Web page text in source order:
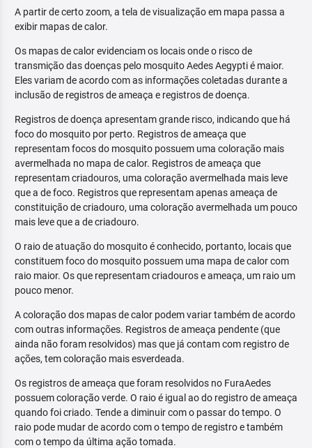
A partir de certo zoom, a tela de visualização em mapa passa a
exibir mapas de calor.
Os mapas de calor evidenciam os locais onde o risco de
transmição das doenças pelo mosquito Aedes Aegypti é maior.
Eles variam de acordo com as informações coletadas durante a
inclusão de registros de ameaça e registros de doença.
Registros de doença apresentam grande risco, indicando que há
foco do mosquito por perto. Registros de ameaça que
representam focos do mosquito possuem uma coloração mais
avermelhada no mapa de calor. Registros de ameaça que
representam criadouros, uma coloração avermelhada mais leve
que a de foco. Registros que representam apenas ameaça de
constituição de criadouro, uma coloração avermelhada um pouco
mais leve que a de criadouro.
O raio de atuação do mosquito é conhecido, portanto, locais que
constituem foco do mosquito possuem uma mapa de calor com
raio maior. Os que representam criadouros e ameaça, um raio um
pouco menor.
A coloração dos mapas de calor podem variar também de acordo
com outras informações. Registros de ameaça pendente (que
ainda não foram resolvidos) mas que já contam com registro de
ações, tem coloração mais esverdeada.
Os registros de ameaça que foram resolvidos no FuraAedes
possuem coloração verde. O raio é igual ao do registro de ameaça
quando foi criado. Tende a diminuir com o passar do tempo. O
raio pode mudar de acordo com o tempo de registro e também
com o tempo da última ação tomada.